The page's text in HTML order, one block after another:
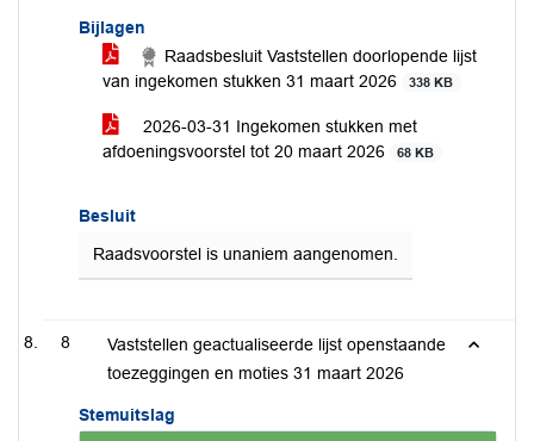
Bijlagen
Raadsbesluit Vaststellen doorlopende lijst
van ingekomen stukken 31 maart 2026
338 KB
2026-03-31 Ingekomen stukken met
afdoeningsvoorstel tot 20 maart 2026
68 KB
Besluit
Raadsvoorstel is unaniem aangenomen.
8
Vaststellen geactualiseerde lijst openstaande
toezeggingen en moties 31 maart 2026
Stemuitslag